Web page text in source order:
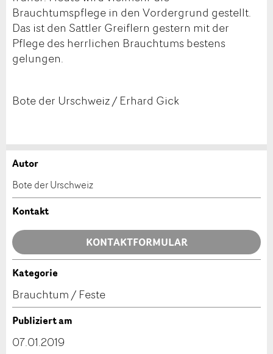
Brauchtumspflege in den Vordergrund gestellt.
Das ist den Sattler Greiflern gestern mit der
Pflege des herrlichen Brauchtums bestens
gelungen.
Bote der Urschweiz / Erhard Gick
Anzeige beanstanden
Ihr Feedback wird sehr geschätzt!
Allgemeines Feedback
Anzeige nicht mehr gültig
Anzeige unvollständig
Anzeige weiterempfehlen
Empfehlen Sie diese Anzeige an Freunde weiter.
Autor
Bote der Urschweiz
Kontakt
KONTAKTFORMULAR
Kontakt
Verfassen Sie eine Nachricht für die Kontaktpersonen
Kategorie
Brauchtum / Feste
Publiziert am
07.01.2019